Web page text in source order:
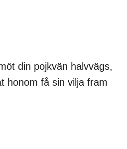
din pojkvän halvvägs,
honom få sin vilja fram